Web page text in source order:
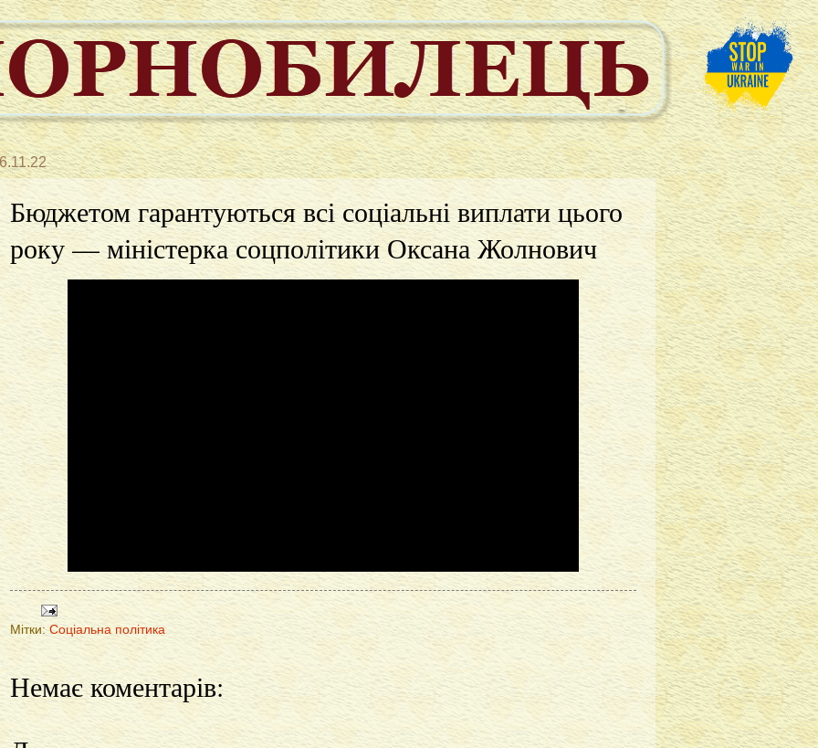
Бюджетом гарантуються всі соціальні виплати цього
року — міністерка соцполітики Оксана Жолнович
Мітки: Соціальна політика
Немає коментарів: